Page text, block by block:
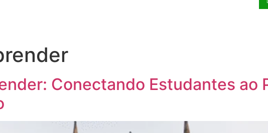
Conectando Estudantes ao